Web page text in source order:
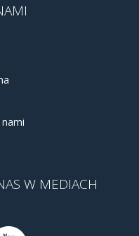
nami
W MEDIACH